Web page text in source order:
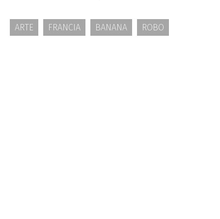
ARTE FRANCIA BANANA ROBO